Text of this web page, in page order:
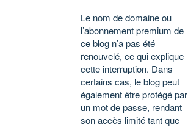
Le nom de domaine ou
l’abonnement premium de
ce blog n’a pas été
renouvelé, ce qui explique
cette interruption. Dans
certains cas, le blog peut
également être protégé par
un mot de passe, rendant
son accès limité tant que